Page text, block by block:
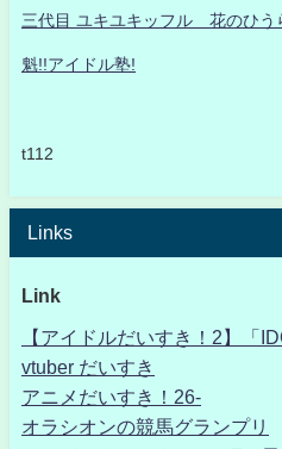
三代目 ユキユキッフル 花のひう
魁!!アイドル塾!
t112
Links
Link
【アイドルだいすき！2】「
vtuber だいすき
アニメだいすき！26-
オラシオンの競馬グランプリ